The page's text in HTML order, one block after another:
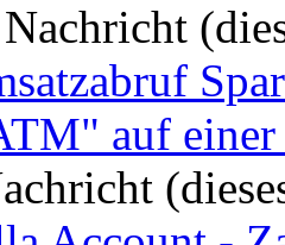
auf einer